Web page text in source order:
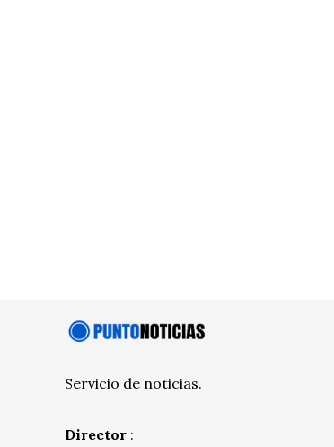
Servicio de noticias.
Director :